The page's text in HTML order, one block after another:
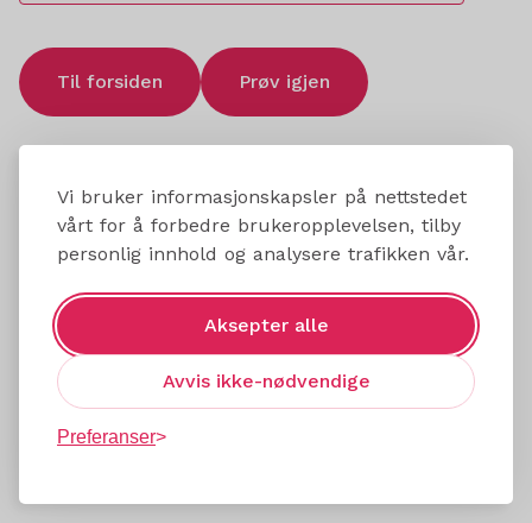
Vi bruker informasjonskapsler på nettstedet
vårt for å forbedre brukeropplevelsen, tilby
personlig innhold og analysere trafikken vår.
Aksepter alle
Avvis ikke-nødvendige
Preferanser
Til forsiden Prøv igjen